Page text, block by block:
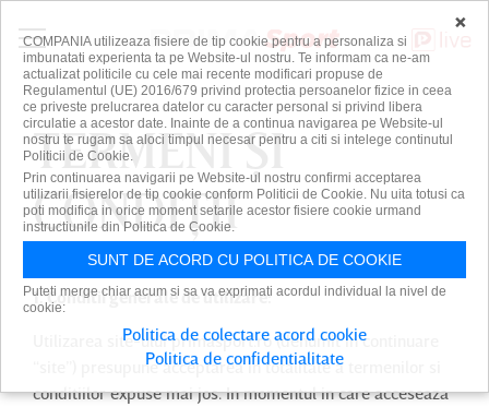
TERMENI ŞI
CONDIŢII
1. Conditii generale de utilizare:
Utilizarea site-ului primasport.ro (denumit in continuare
“site”) presupune acceptarea in totalitate a termenilor si
conditiilor expuse mai jos. In momentul in care acceseaza
×
COMPANIA utilizeaza fisiere de tip cookie pentru a personaliza si
imbunatati experienta ta pe Website-ul nostru. Te informam ca ne-am
actualizat politicile cu cele mai recente modificari propuse de
Regulamentul (UE) 2016/679 privind protectia persoanelor fizice in ceea
ce priveste prelucrarea datelor cu caracter personal si privind libera
circulatie a acestor date. Inainte de a continua navigarea pe Website-ul
nostru te rugam sa aloci timpul necesar pentru a citi si intelege continutul
Politicii de Cookie.
Prin continuarea navigarii pe Website-ul nostru confirmi acceptarea
utilizarii fisierelor de tip cookie conform Politicii de Cookie. Nu uita totusi ca
poti modifica in orice moment setarile acestor fisiere cookie urmand
instructiunile din Politica de Cookie.
SUNT DE ACORD CU POLITICA DE COOKIE
Puteti merge chiar acum si sa va exprimati acordul individual la nivel de
cookie:
Politica de colectare acord cookie
Politica de confidentialitate